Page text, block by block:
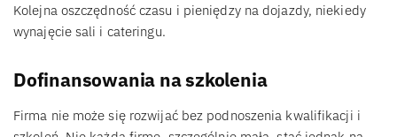
Kolejna oszczędność czasu i pieniędzy na dojazdy, niekiedy
wynajęcie sali i cateringu.
Dofinansowania na szkolenia
Firma nie może się rozwijać bez podnoszenia kwalifikacji i